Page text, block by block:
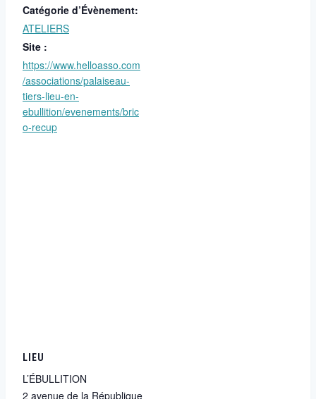
Catégorie d’Évènement:
ATELIERS
Site :
https://www.helloasso.com
/associations/palaiseau-
tiers-lieu-en-
ebullition/evenements/bric
o-recup
LIEU
L’ÉBULLITION
2 avenue de la République